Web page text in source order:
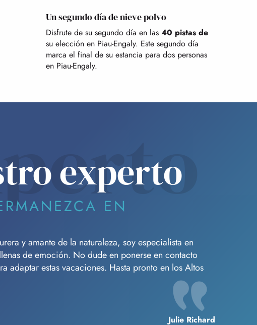
Un segundo día de nieve polvo
Disfrute de su segundo día en las40 pistas de
su elección en Piau-Engaly. Este segundo día
marca el final de su estancia para dos personas
en Piau-Engaly.
experto
EN
y amante de la naturaleza, soy especialista en
de emoción. No dude en ponerse en contacto
adaptar estas vacaciones. Hasta pronto en los Altos
Julie Richard